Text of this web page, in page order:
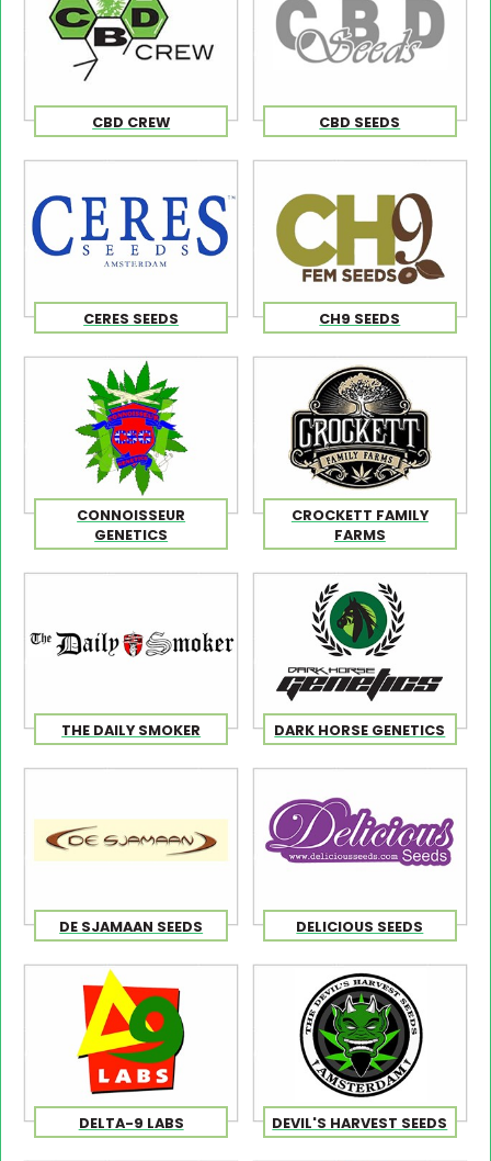
CBD CREW CBD SEEDS
CERES SEEDS CH9 SEEDS
CONNOISSEUR
GENETICS
CROCKETT FAMILY
FARMS
THE DAILY SMOKER DARK HORSE GENETICS
DE SJAMAAN SEEDS DELICIOUS SEEDS
DELTA-9 LABS DEVIL'S HARVEST SEEDS